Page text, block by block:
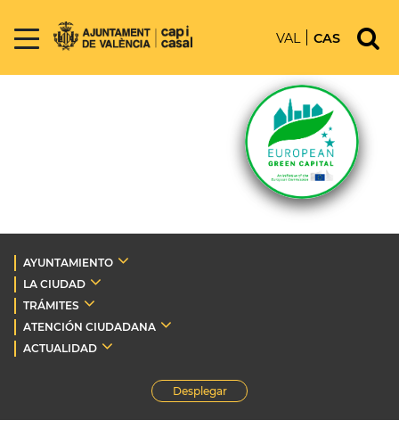
VAL CAS
AYUNTAMIENTO
LA CIUDAD
TRÁMITES
ATENCIÓN CIUDADANA
ACTUALIDAD
Desplegar